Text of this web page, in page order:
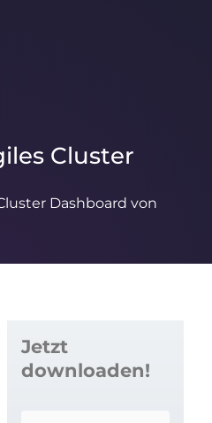
Cluster
Dashboard von
Jetzt
downloaden!